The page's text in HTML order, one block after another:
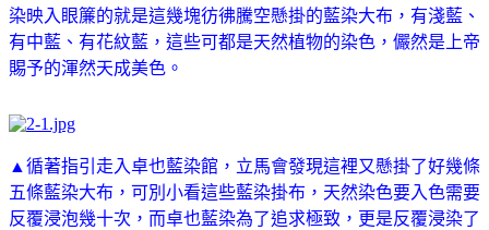
染映入眼簾的就是這幾塊彷彿騰空懸掛的藍染大布，有淺藍、
有中藍、有花紋藍，這些可都是天然植物的染色，儼然是上帝
賜予的渾然天成美色。
▲循著指引走入卓也藍染館，立馬會發現這裡又懸掛了好幾條
五條藍染大布，可別小看這些藍染掛布，天然染色要入色需要
反覆浸泡幾十次，而卓也藍染為了追求極致，更是反覆浸染了